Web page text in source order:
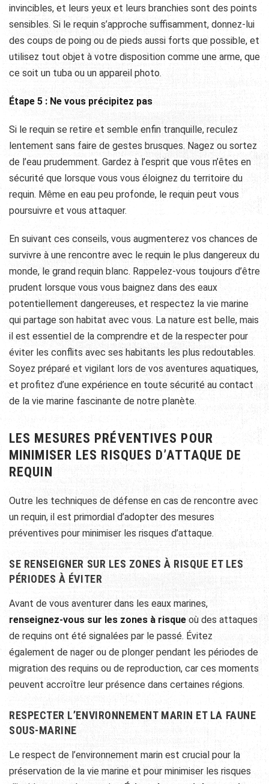
invincibles, et leurs yeux et leurs branchies sont des points
sensibles. Si le requin s’approche suffisamment, donnez-lui
des coups de poing ou de pieds aussi forts que possible, et
utilisez tout objet à votre disposition comme une arme, que
ce soit un tuba ou un appareil photo.
Étape 5 : Ne vous précipitez pas
Si le requin se retire et semble enfin tranquille, reculez
lentement sans faire de gestes brusques. Nagez ou sortez
de l’eau prudemment. Gardez à l’esprit que vous n’êtes en
sécurité que lorsque vous vous éloignez du territoire du
requin. Même en eau peu profonde, le requin peut vous
poursuivre et vous attaquer.
En suivant ces conseils, vous augmenterez vos chances de
survivre à une rencontre avec le requin le plus dangereux du
monde, le grand requin blanc. Rappelez-vous toujours d’être
prudent lorsque vous vous baignez dans des eaux
potentiellement dangereuses, et respectez la vie marine
qui partage son habitat avec vous. La nature est belle, mais
il est essentiel de la comprendre et de la respecter pour
éviter les conflits avec ses habitants les plus redoutables.
Soyez préparé et vigilant lors de vos aventures aquatiques,
et profitez d’une expérience en toute sécurité au contact
de la vie marine fascinante de notre planète.
LES MESURES PRÉVENTIVES POUR
MINIMISER LES RISQUES D’ATTAQUE DE
REQUIN
Outre les techniques de défense en cas de rencontre avec
un requin, il est primordial d’adopter des mesures
préventives pour minimiser les risques d’attaque.
SE RENSEIGNER SUR LES ZONES À RISQUE ET LES
PÉRIODES À ÉVITER
Avant de vous aventurer dans les eaux marines,
renseignez-vous sur les zones à risqueoù des attaques
de requins ont été signalées par le passé. Évitez
également de nager ou de plonger pendant les périodes de
migration des requins ou de reproduction, car ces moments
peuvent accroître leur présence dans certaines régions.
RESPECTER L’ENVIRONNEMENT MARIN ET LA FAUNE
SOUS-MARINE
Le respect de l’environnement marin est crucial pour la
préservation de la vie marine et pour minimiser les risques